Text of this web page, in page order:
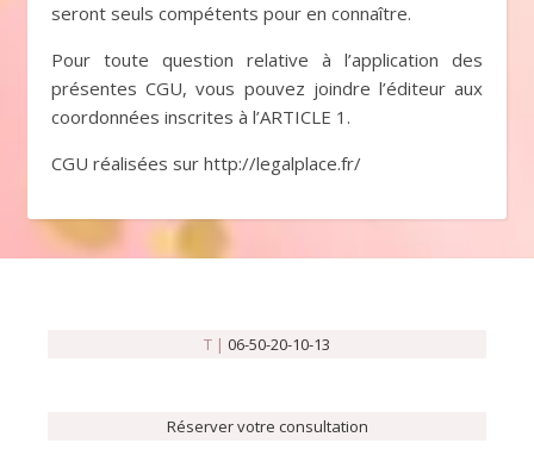
seront seuls compétents pour en connaître.
Pour toute question relative à l’application des
présentes CGU, vous pouvez joindre l’éditeur aux
coordonnées inscrites à l’ARTICLE 1.
CGU réalisées sur http://legalplace.fr/
T | 06-50-20-10-13
Réserver votre consultation